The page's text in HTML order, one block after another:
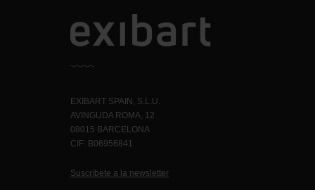
EXIBART SPAIN, S.L.U.
AVINGUDA ROMA, 12
08015 BARCELONA
CIF: B06956841
Suscríbete a la newsletter